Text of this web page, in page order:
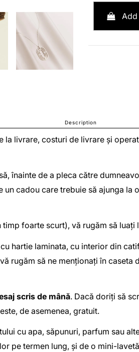
Description
la livrare, costuri de livrare și
înainte de a pleca către
cadou care trebuie să ajunga la
foarte scurt), vă rugăm să
hartie laminata, cu interior din
rugăm să ne menționați în
scris de mână. Dacă doriți să
de asemenea, gratuit.
cu apa, săpunuri, parfum sau
pe termen lung, și de o mini-